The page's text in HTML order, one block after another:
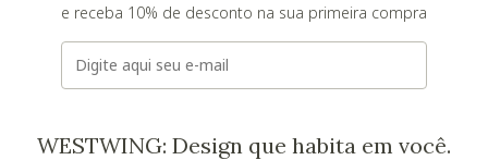
e receba 10% de desconto na sua primeira compra
E-mail
WESTWING: Design que habita em você.